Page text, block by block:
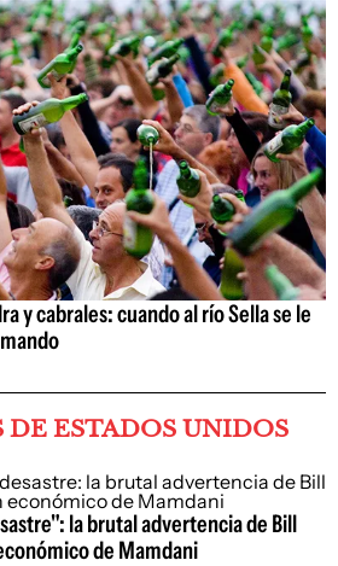
y cabrales: cuando al río Sella se le
ESTADOS UNIDOS
la brutal advertencia de Bill
de Mamdani